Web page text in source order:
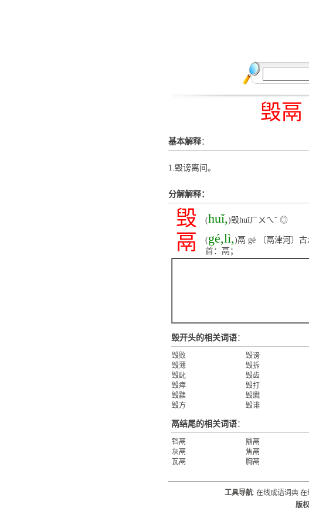
毁鬲
基本解释：
1.毁谤离间。
分解解释：
毁 (huǐ,)毁huǐㄏㄨㄟˇ ◎
鬲 (gé,lì,)鬲 gé 〔鬲津河〕
首：鬲；
毁开头的相关词语：
毁败 毁谤
毁薄
毁拆
毁龀
毁齿
毁瘁
毁打
毁黩
毁讟
毁方
毁诽
鬲结尾的相关词语：
铛鬲 鼎鬲
灰鬲
焦鬲
瓦鬲
胸鬲
工具导航: 在线成语词典 在
版